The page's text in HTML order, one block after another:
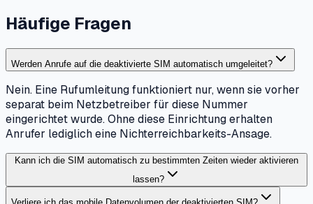
Häufige Fragen
Werden Anrufe auf die deaktivierte SIM automatisch umgeleitet?
Nein. Eine Rufumleitung funktioniert nur, wenn sie vorher
separat beim Netzbetreiber für diese Nummer
eingerichtet wurde. Ohne diese Einrichtung erhalten
Anrufer lediglich eine Nichterreichbarkeits-Ansage.
Kann ich die SIM automatisch zu bestimmten Zeiten wieder aktivieren
lassen?